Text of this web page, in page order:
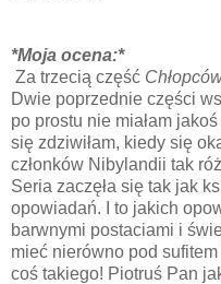
*Moja ocena:*
Za trzecią część
Dwie poprzednie części
po prostu nie miałam
się zdziwiłam, kiedy się
członków Nibylandii tak
Seria zaczęła się tak jak
opowiadań. I to jakich
barwnymi postaciami i
mieć nierówno pod
coś takiego! Piotruś Pan